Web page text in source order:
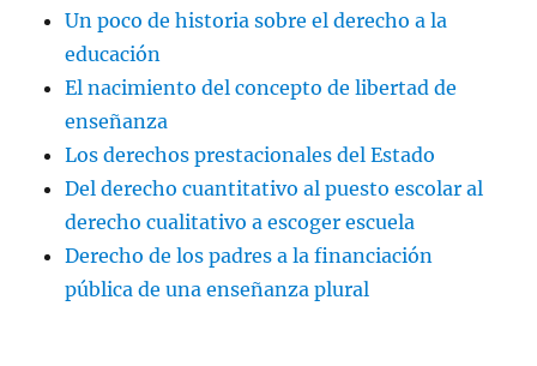
Un poco de historia sobre el derecho a la
educación
El nacimiento del concepto de libertad de
enseñanza
Los derechos prestacionales del Estado
Del derecho cuantitativo al puesto escolar al
derecho cualitativo a escoger escuela
Derecho de los padres a la financiación
pública de una enseñanza plural